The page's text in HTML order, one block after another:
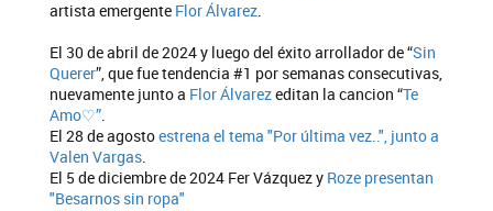
artista emergente Flor Álvarez.
El 30 de abril de 2024 y luego del éxito arrollador de “Sin
Querer”, que fue tendencia #1 por semanas consecutivas,
nuevamente junto a Flor Álvarezeditan la cancion “Te
Amo♡”.
El 28 de agostoestrena el tema "Por última vez..", junto a
Valen Vargas.
El 5 de diciembre de 2024 Fer Vázquez y Roze presentan
"Besarnos sin ropa"